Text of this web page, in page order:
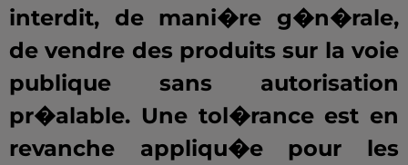
interdit, de mani�re g�n�rale,
de vendre des produits sur la voie
publique sans autorisation
pr�alable. Une tol�rance est en
revanche appliqu�e pour les